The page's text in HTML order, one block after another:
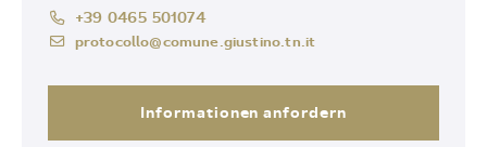
+39 0465 501074
protocollo@comune.giustino.tn.it
Informationen anfordern